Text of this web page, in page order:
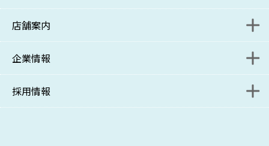
保管場所使用承諾書 発行申請フォーム
入居者様解約受付フォーム
管理をご検討の方お問い合わせフォーム
資料請求フォーム
管理受託課ブログ
リニューアル課施工事例
リニューアル課ブログ
店舗案内
本部
コンサルティング事業部
企業情報
ポリシー
採用情報